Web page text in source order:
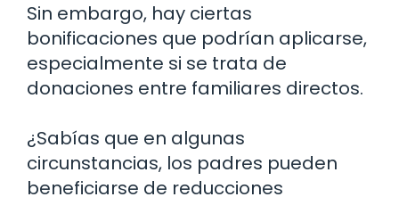
Sin embargo, hay ciertas
bonificaciones que podrían aplicarse,
especialmente si se trata de
donaciones entre familiares directos.
¿Sabías que en algunas
circunstancias, los padres pueden
beneficiarse de reducciones